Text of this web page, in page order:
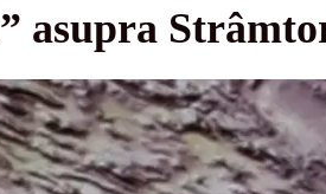
asupra